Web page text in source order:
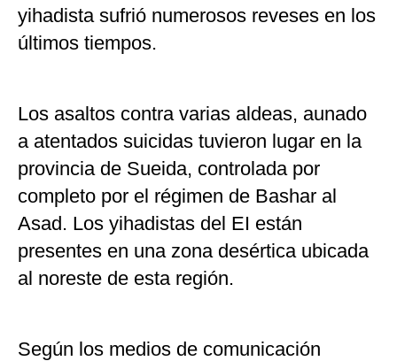
yihadista sufrió numerosos reveses en los
últimos tiempos.
Los asaltos contra varias aldeas, aunado
a atentados suicidas tuvieron lugar en la
provincia de Sueida, controlada por
completo por el régimen de Bashar al
Asad. Los yihadistas del EI están
presentes en una zona desértica ubicada
al noreste de esta región.
Según los medios de comunicación